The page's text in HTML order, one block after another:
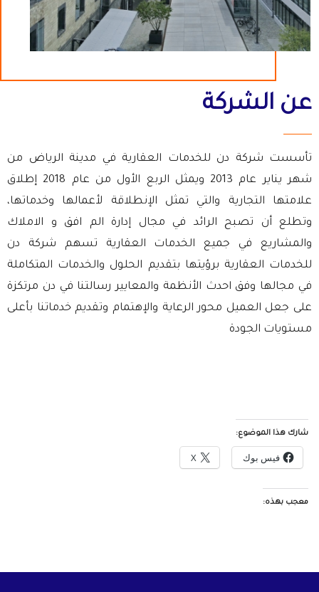
عن الشركة
تأسست شركة دن للخدمات العقارية في مدينة الرياض من
شهر يناير عام 2013 ويمثل الربع الأول من عام 2018 إطلاق
علامتها التجارية والتي تمثل الإنطلاقة لأعمالها وخدماتها،
وتطلع أن تصبح الرائد في مجال إدارة الم افق و الاملاك
والمشاريع في جميع الخدمات العقارية تسهم شركة دن
للخدمات العقارية برؤيتها بتقديم الحلول والخدمات المتكاملة
في مجالها وفق احدث الأنظمة والمعايير رسالتنا في دن مرتكزة
على جعل العميل محور الرعاية والإهتمام وتقديم خدماتنا بأعلى
مستويات الجودة
شارك هذا الموضوع:
فيس بوك X
معجب بهذه: